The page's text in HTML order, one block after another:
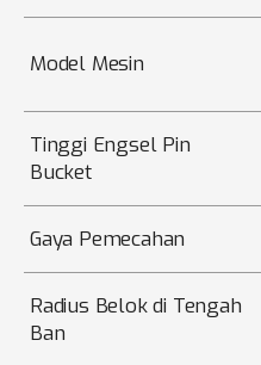
Model Mesin
Tinggi Engsel Pin
Bucket
Gaya Pemecahan
Radius Belok di Tengah
Ban